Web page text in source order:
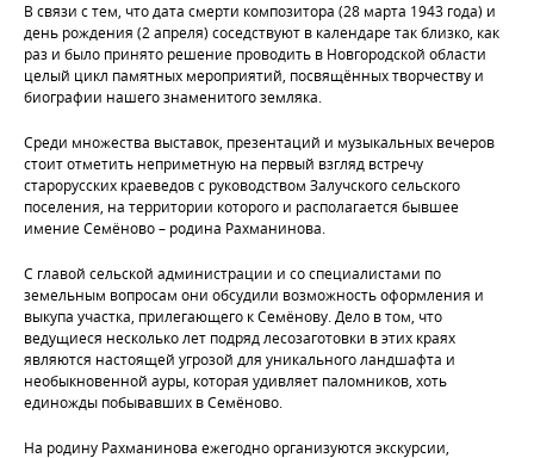
В связи с тем, что дата смерти композитора (28 марта 1943 года) и
день рождения (2 апреля) соседствуют в календаре так близко, как
раз и было принято решение проводить в Новгородской области
целый цикл памятных мероприятий, посвящённых творчеству и
биографии нашего знаменитого земляка.
Среди множества выставок, презентаций и музыкальных вечеров
стоит отметить неприметную на первый взгляд встречу
старорусских краеведов с руководством Залучского сельского
поселения, на территории которого и располагается бывшее
имение Семёново – родина Рахманинова.
С главой сельской администрации и со специалистами по
земельным вопросам они обсудили возможность оформления и
выкупа участка, прилегающего к Семёнову. Дело в том, что
ведущиеся несколько лет подряд лесозаготовки в этих краях
являются настоящей угрозой для уникального ландшафта и
необыкновенной ауры, которая удивляет паломников, хоть
единожды побывавших в Семёново.
На родину Рахманинова ежегодно организуются экскурсии,